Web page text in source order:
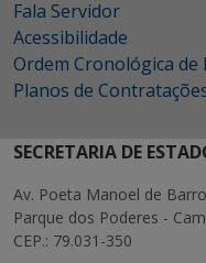
Fala Servidor
Acessibilidade
Ordem Cronológica de
Planos de
SECRETARIA DE
Av. Poeta Manoel de
Parque dos Poderes -
CEP.: 79.031-350